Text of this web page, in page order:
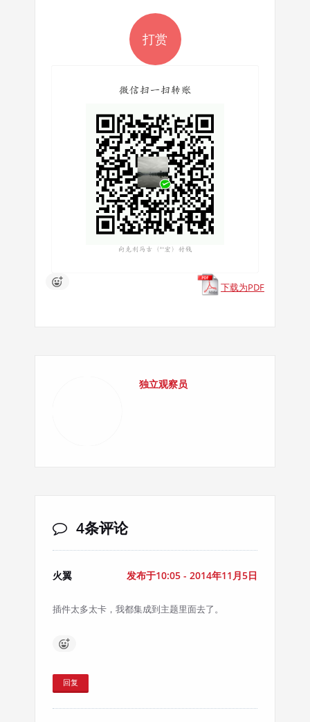
打赏
下载为PDF
独立观察员
4条评论
火翼 发布于10:05 - 2014年11月5日
插件太多太卡，我都集成到主题里面去了。
回复